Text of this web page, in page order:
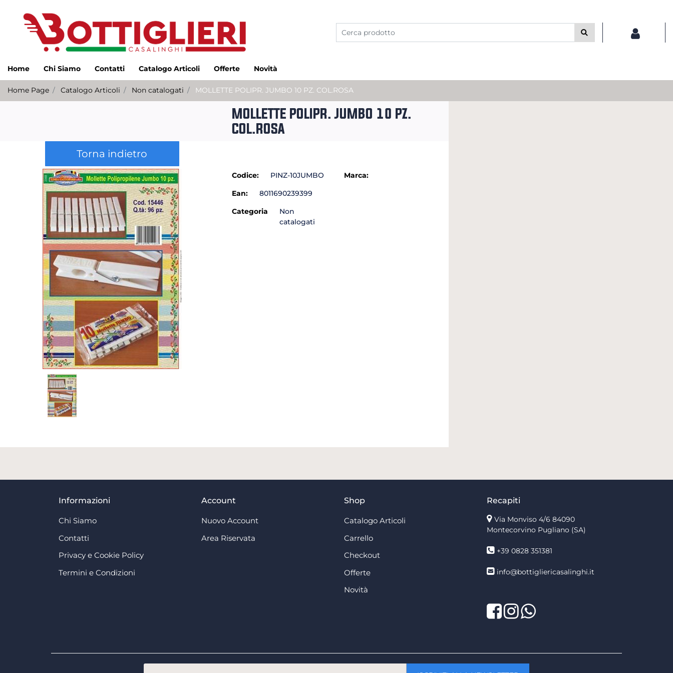
Home Chi Siamo Contatti Catalogo Articoli Offerte Novità
Home Page Catalogo Articoli Non catalogati MOLLETTE POLIPR. JUMBO 10 PZ. COL.ROSA
Torna indietro
MOLLETTE POLIPR. JUMBO 10 PZ.
COL.ROSA
Codice:
PINZ-10JUMBO
Ean:
8011690239399
Categoria
Non
catalogati
Marca:
Informazioni
Chi Siamo
Contatti
Privacy e Cookie Policy
Termini e Condizioni
Account
Nuovo Account
Area Riservata
Shop
Catalogo Articoli
Carrello
Checkout
Offerte
Novità
Recapiti
Via Monviso 4/6 84090
Montecorvino Pugliano (SA)
+39 0828 351381
info@bottigliericasalinghi.it
Facebook
TwitterLinkedIn